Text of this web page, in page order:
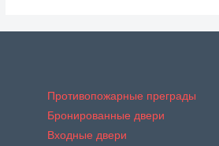
Противопожарные преграды
Бронированные двери
Входные двери